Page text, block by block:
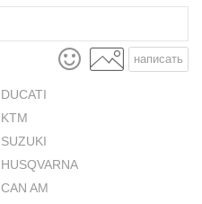
написать
DUCATI
KTM
SUZUKI
HUSQVARNA
CAN AM